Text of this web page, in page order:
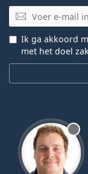
E-mail
Ik ga akkoord
met het doel